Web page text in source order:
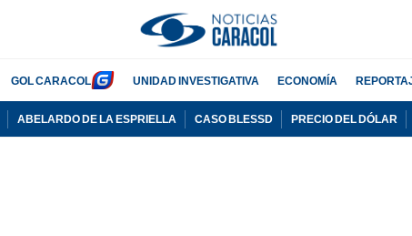
GOL CARACOL UNIDAD INVESTIGATIVA ECONOMÍA
ABELARDO DE LA ESPRIELLA CASO BLESSD PRECIO DEL DÓLAR